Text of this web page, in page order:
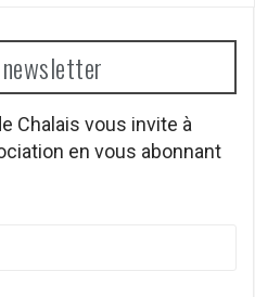
Chalais vous invite à
en vous abonnant